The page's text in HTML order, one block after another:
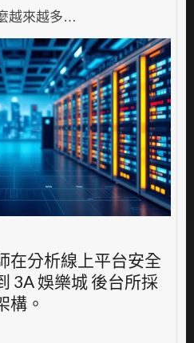
越來越多…
在分析線上平台安全
3A 娛樂城 後台所採
構。